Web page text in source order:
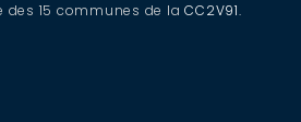
des 15 communes de laCC2V91.